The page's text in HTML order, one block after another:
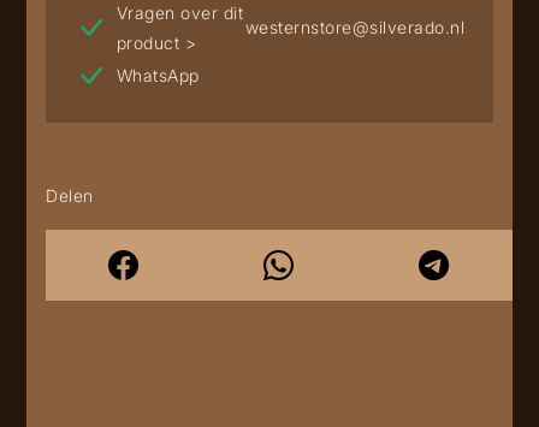
Vragen over dit
product >
westernstore@silverado.nl
WhatsApp
Delen